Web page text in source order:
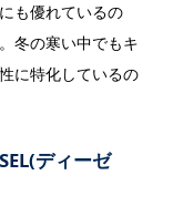
も優れているの
冬の寒い中でもキ
に特化しているの
ディーゼ